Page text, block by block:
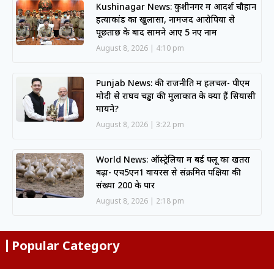
Kushinagar News: कुशीनगर में आदर्श चौहान
हत्याकांड का खुलासा, नामजद आरोपियों से
पूछताछ के बाद सामने आए 5 नए नाम
August 8, 2026 4:10 pm
Punjab News: की राजनीति में हलचल- पीएम
मोदी से राघव चड्ढा की मुलाकात के क्या हैं सियासी
मायने?
August 8, 2026 3:22 pm
World News: ऑस्ट्रेलिया में बर्ड फ्लू का खतरा
बढ़ा- एच5एन1 वायरस से संक्रमित पक्षियों की
संख्या 200 के पार
August 8, 2026 2:18 pm
Popular Category